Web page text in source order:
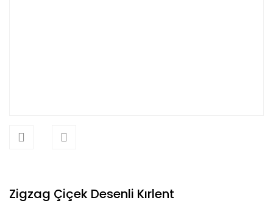
Zigzag Çiçek Desenli Kırlent